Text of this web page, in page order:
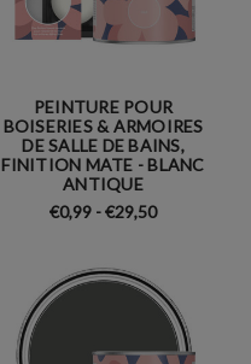
PEINTURE POUR
BOISERIES & ARMOIRES
DE SALLE DE BAINS,
FINITION MATE - BLANC
ANTIQUE
€0,99 - €29,50